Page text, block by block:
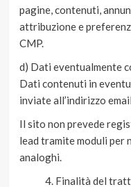
pagine, contenuti,
attribuzione e
CMP.
d) Dati eventualmente
Dati contenuti in
inviate all’indirizzo
Il sito non prevede
lead tramite moduli per
analoghi.
Finalità del